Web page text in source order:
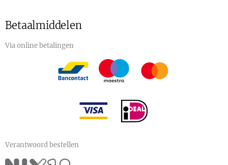
Betaalmiddelen
Via online betalingen
Verantwoord bestellen